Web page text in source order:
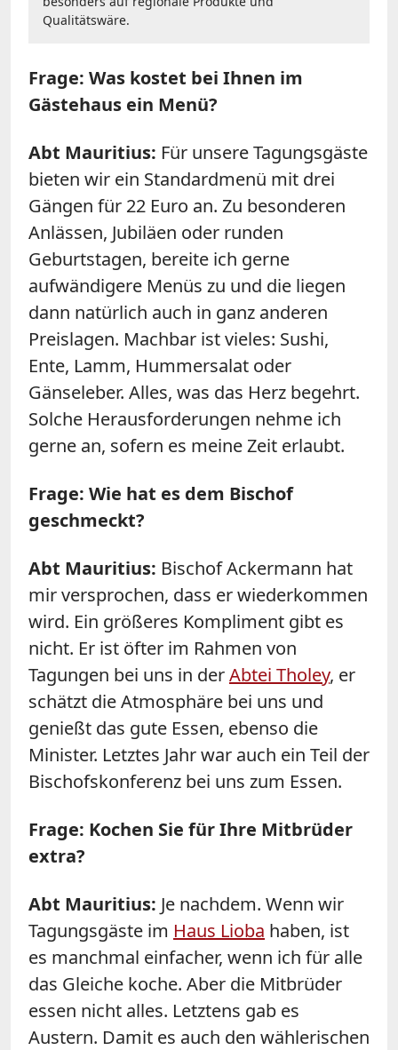
Qualitätswäre.
Frage: Was kostet bei Ihnen im
Gästehaus ein Menü?
Abt Mauritius: Für unsere Tagungsgäste
bieten wir ein Standardmenü mit drei
Gängen für 22 Euro an. Zu besonderen
Anlässen, Jubiläen oder runden
Geburtstagen, bereite ich gerne
aufwändigere Menüs zu und die liegen
dann natürlich auch in ganz anderen
Preislagen. Machbar ist vieles: Sushi,
Ente, Lamm, Hummersalat oder
Gänseleber. Alles, was das Herz begehrt.
Solche Herausforderungen nehme ich
gerne an, sofern es meine Zeit erlaubt.
Frage: Wie hat es dem Bischof
geschmeckt?
Abt Mauritius: Bischof Ackermann hat
mir versprochen, dass er wiederkommen
wird. Ein größeres Kompliment gibt es
nicht. Er ist öfter im Rahmen von
Tagungen bei uns in derAbtei Tholey, er
schätzt die Atmosphäre bei uns und
genießt das gute Essen, ebenso die
Minister. Letztes Jahr war auch ein Teil der
Bischofskonferenz bei uns zum Essen.
Frage: Kochen Sie für Ihre Mitbrüder
extra?
Abt Mauritius: Je nachdem. Wenn wir
Tagungsgäste im Haus Lioba haben, ist
es manchmal einfacher, wenn ich für alle
das Gleiche koche. Aber die Mitbrüder
essen nicht alles. Letztens gab es
Austern. Damit es auch den wählerischen